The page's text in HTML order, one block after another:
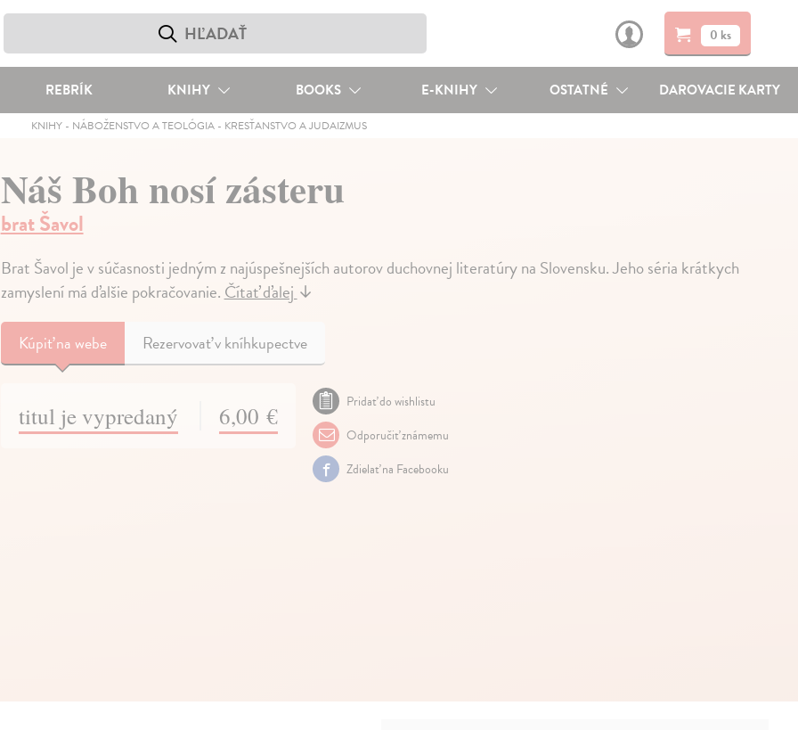
0 ks
REBRÍK KNIHY BOOKS E-KNIHY OSTATNÉ DAROVACIE KARTY
KNIHY - NÁBOŽENSTVO A TEOLÓGIA - KRESŤANSTVO A JUDAIZMUS
Náš Boh nosí zásteru
brat Šavol
Brat Šavol je v súčasnosti jedným z najúspešnejších autorov duchovnej literatúry na Slovensku. Jeho séria krátkych
zamyslení má ďalšie pokračovanie.Čítať ďalej↓
Kúpiťna webe Rezervovať v kníhkupectve
titul je vypredaný 6,00 €
Pridať do wishlistu
Odporučiť známemu
Zdielať na Facebooku